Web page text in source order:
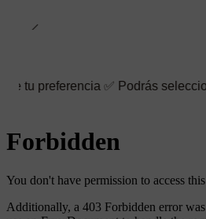
✅ Podrás seleccionar: